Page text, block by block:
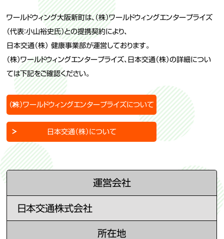
ワールドウィング大阪新町は、（株）ワールドウィングエンタープライズ
（代表：小山裕史氏）との提携契約により、
日本交通（株） 健康事業部が運営しております。
（株）ワールドウィングエンタープライズ、日本交通（株）の詳細につい
ては下記をご確認ください。
（株）ワールドウィングエンタープライズについて
日本交通（株）について
運営会社
日本交通株式会社
所在地